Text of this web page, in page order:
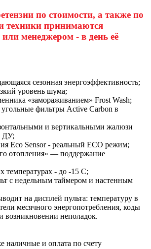
по стоимости, а также по
техники принимаются
менеджером - в день её
сезонная энергоэффективность;
уровень шума;
«замораживанием» Frost Wash;
фильтры Active Carbon в
и вертикальными жалюзи
ДУ;
Eco Sensor - реальный ECO режим;
отопления» — поддержание
температурах - до -15 С;
с недельным таймером и настенным
на дисплей пульта: температуру в
месячного энергопотребления, коды
возникновении неполадок.
наличные и оплата по счету